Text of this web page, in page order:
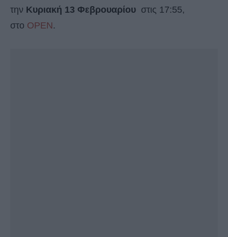
την Κυριακή 13 Φεβρουαρίου στις 17:55,
στο OPEN.